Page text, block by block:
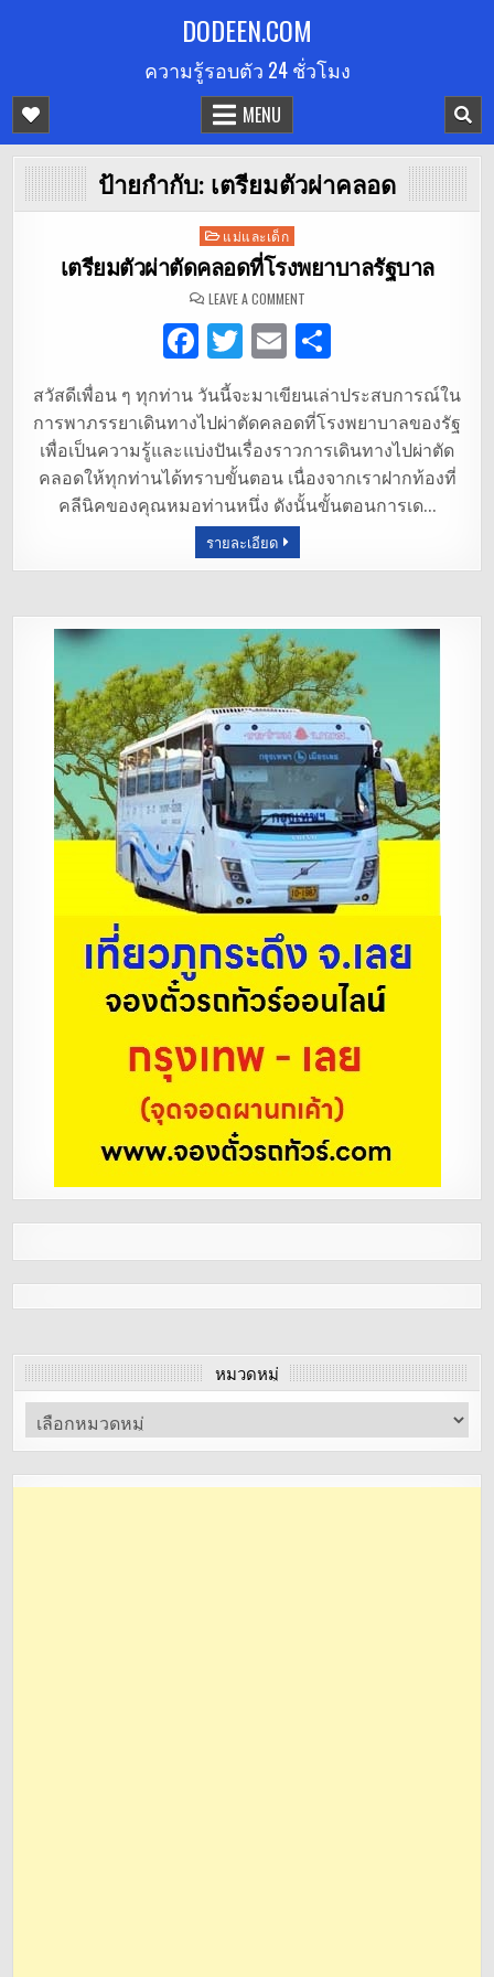
DODEEN.COM
ความรู้รอบตัว 24 ชั่วโมง
MENU
ป้ายกำกับ: เตรียมตัวผ่าคลอด
Posted
in
แม่และเด็ก
เตรียมตัวผ่าตัดคลอดที่โรงพยาบาลรัฐบาล
LEAVE A COMMENTON
ตัว
ผ่าตัด
คลอด
ที่
พยาบาล
รัฐบาล
F
a
c
e
b
o
o
T
it
te
r
E
m
ai
l
ar
e
สวัสดีเพื่อน ๆ ทุกท่าน วันนี้จะมาเขียนเล่าประสบการณ์ใน
การพาภรรยาเดินทางไปผ่าตัดคลอดที่โรงพยาบาลของรัฐ
เพื่อเป็นความรู้และแบ่งปันเรื่องราวการเดินทางไปผ่าตัด
คลอดให้ทุกท่านได้ทราบขั้นตอน เนื่องจากเราฝากท้องที่
คลีนิคของคุณหมอท่านหนึ่ง ดังนั้นขั้นตอนการเด…
รายละเอียด
หมวดหมู่
หมวด
หมู่